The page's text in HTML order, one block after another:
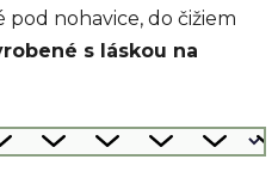
pod nohavice, do čižiem
s láskou na